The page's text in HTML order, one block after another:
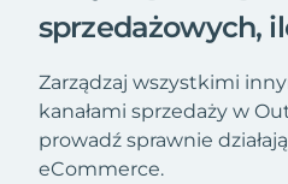
sprzedażowych,
Zarządzaj wszystkimi
kanałami sprzedaży w
prowadź sprawnie
eCommerce.